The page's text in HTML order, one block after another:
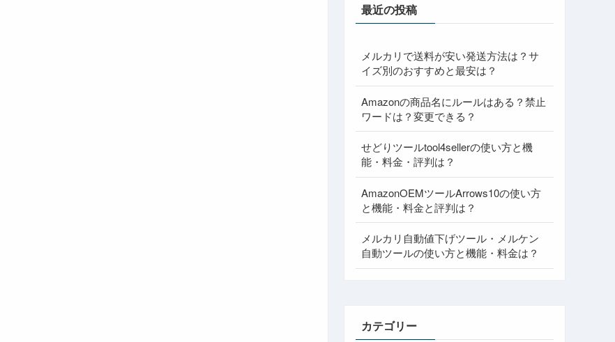
最近の投稿
メルカリで送料が安い発送方法は？サ
イズ別のおすすめと最安は？
Amazonの商品名にルールはある？禁止
ワードは？変更できる？
せどりツールtool4sellerの使い方と機
能・料金・評判は？
AmazonOEMツールArrows10の使い方
と機能・料金と評判は？
メルカリ自動値下げツール・メルケン
自動ツールの使い方と機能・料金は？
カテゴリー